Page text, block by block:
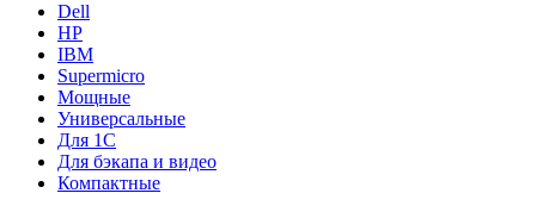
Dell
HP
IBM
Supermicro
Мощные
Универсальные
Для 1С
Для бэкапа и видео
Компактные